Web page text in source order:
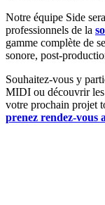
Notre équipe Side
professionnels de la
gamme complète de
sonore, post-
Souhaitez-vous y
MIDI ou découvrir les
votre prochain projet
prenez rendez-vous